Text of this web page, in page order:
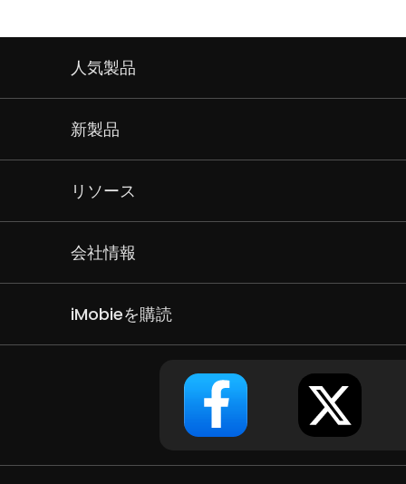
人気製品
新製品
リソース
会社情報
iMobieを購読